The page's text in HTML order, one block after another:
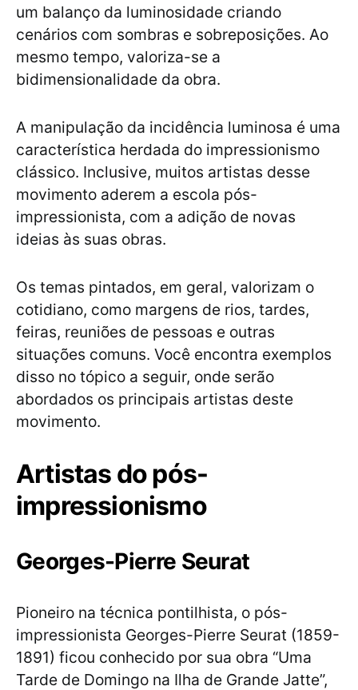
um balanço da luminosidade criando
cenários com sombras e sobreposições. Ao
mesmo tempo, valoriza-se a
bidimensionalidade da obra.
A manipulação da incidência luminosa é uma
característica herdada do impressionismo
clássico. Inclusive, muitos artistas desse
movimento aderem a escola pós-
impressionista, com a adição de novas
ideias às suas obras.
Os temas pintados, em geral, valorizam o
cotidiano, como margens de rios, tardes,
feiras, reuniões de pessoas e outras
situações comuns. Você encontra exemplos
disso no tópico a seguir, onde serão
abordados os principais artistas deste
movimento.
Artistas do pós-
impressionismo
Georges-Pierre Seurat
Pioneiro na técnica pontilhista, o pós-
impressionista Georges-Pierre Seurat (1859-
1891) ficou conhecido por sua obra “Uma
Tarde de Domingo na Ilha de Grande Jatte”,